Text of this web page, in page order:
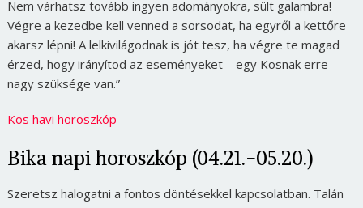
Nem várhatsz tovább ingyen adományokra, sült galambra!
Végre a kezedbe kell venned a sorsodat, ha egyről a kettőre
akarsz lépni! A lelkivilágodnak is jót tesz, ha végre te magad
érzed, hogy irányítod az eseményeket – egy Kosnak erre
nagy szüksége van.”
Kos havi horoszkóp
Bika napi horoszkóp (04.21.-05.20.)
Szeretsz halogatni a fontos döntésekkel kapcsolatban. Talán